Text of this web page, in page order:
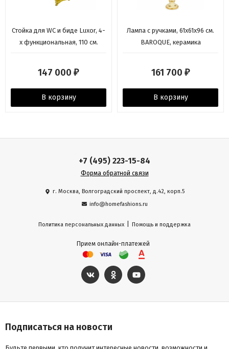
Стойка для WC и биде Luxor, 4-
х функциональная, 110 см.
147 000 ₽
В корзину
Лампа с ручками, 61х61х96 см.
BAROQUE, керамика
161 700 ₽
В корзину
+7 (495) 223-15-84
Форма обратной связи
г. Москва, Волгоградский проспект, д.42, корп.5
info@homefashions.ru
Политика персональных данных Помощь и поддержка
Прием онлайн-платежей
Подписаться на новости